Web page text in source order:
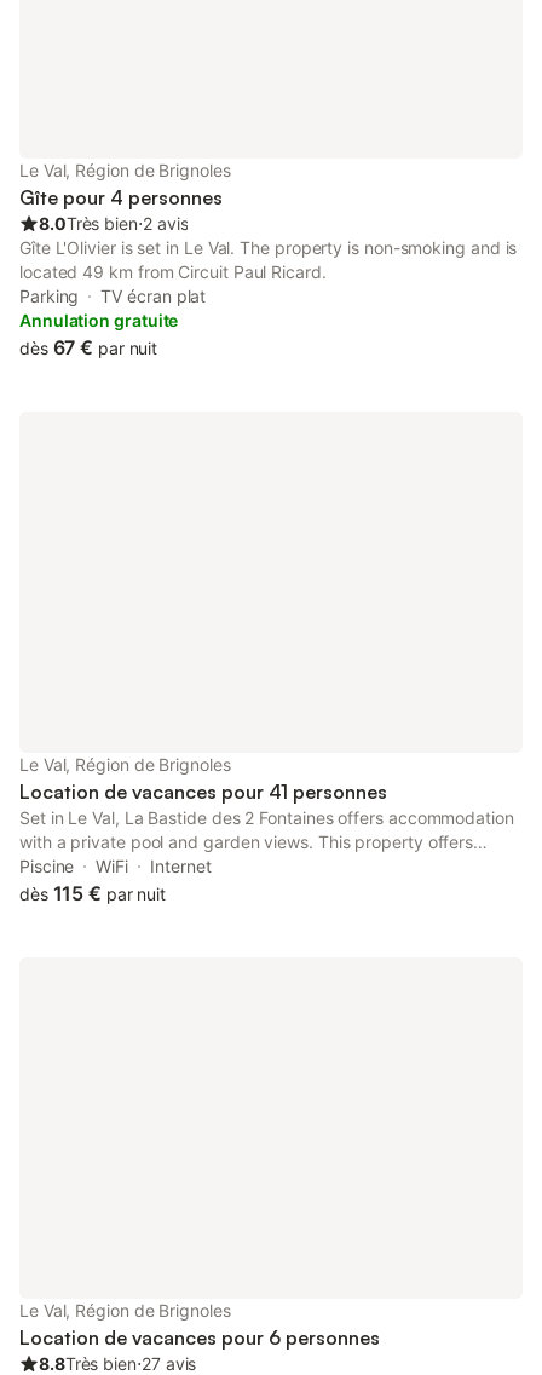
Le Val, Région de Brignoles
Gîte pour 4 personnes
8.0Très bien⋅2 avis
Gîte L'Olivier is set in Le Val. The property is non-smoking and is
located 49 km from Circuit Paul Ricard.
Parking
TV écran plat
Annulation gratuite
dès 67 € par nuit
Le Val, Région de Brignoles
Location de vacances pour 41 personnes
Set in Le Val, La Bastide des 2 Fontaines offers accommodation
with a private pool and garden views. This property offers
access to a terrace, free private parking and free WiFi.
Piscine WiFi
Internet
dès 115 € par nuit
Le Val, Région de Brignoles
Location de vacances pour 6 personnes
8.8Très bien⋅27 avis